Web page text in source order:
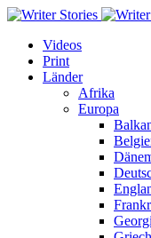
Videos
Print
Länder
Afrika
Europa